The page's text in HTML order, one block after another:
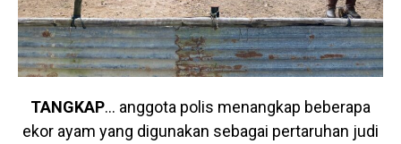
TANGKAP… anggota polis menangkap beberapa
ekor ayam yang digunakan sebagai pertaruhan judi